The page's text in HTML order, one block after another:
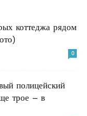
коттеджа рядом
0
полицейский
трое – в